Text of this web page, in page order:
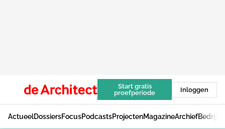
Start gratis
proefperiode
Inloggen
ActueelDossiersFocusPodcastsProjectenMagazineArchief